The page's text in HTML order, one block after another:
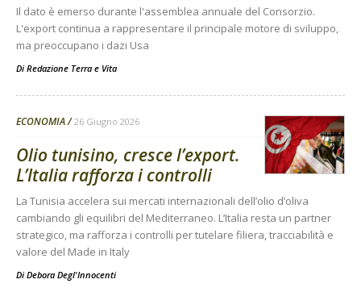
Il dato è emerso durante l'assemblea annuale del Consorzio.
L'export continua a rappresentare il principale motore di sviluppo,
ma preoccupano i dazi Usa
Di Redazione Terra e Vita
ECONOMIA 26 Giugno 2026
Olio tunisino, cresce l’export.
L’Italia rafforza i controlli
La Tunisia accelera sui mercati internazionali dell’olio d’oliva
cambiando gli equilibri del Mediterraneo. L’Italia resta un partner
strategico, ma rafforza i controlli per tutelare filiera, tracciabilità e
valore del Made in Italy
Di Debora Degl'Innocenti